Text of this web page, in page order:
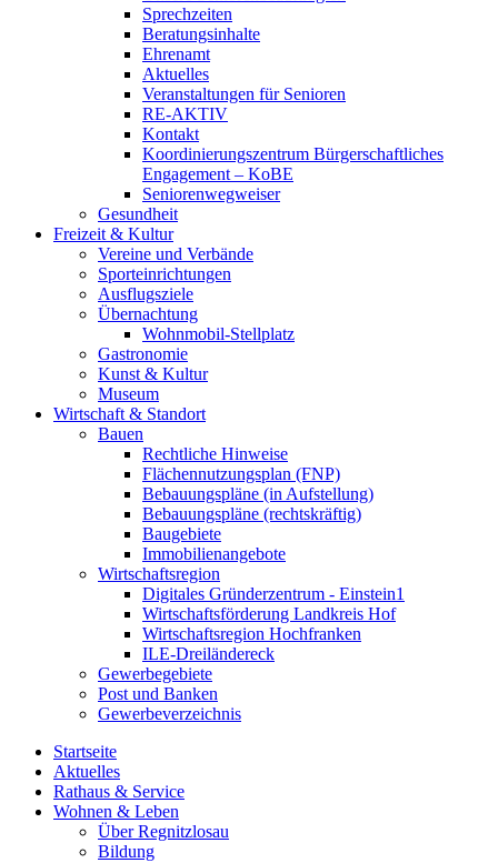
Sprechzeiten
Beratungsinhalte
Ehrenamt
Aktuelles
Veranstaltungen für Senioren
RE-AKTIV
Kontakt
Koordinierungszentrum Bürgerschaftliches
Engagement – KoBE
Seniorenwegweiser
Gesundheit
Freizeit & Kultur
Vereine und Verbände
Sporteinrichtungen
Ausflugsziele
Übernachtung
Wohnmobil-Stellplatz
Gastronomie
Kunst & Kultur
Museum
Wirtschaft & Standort
Bauen
Rechtliche Hinweise
Flächennutzungsplan (FNP)
Bebauungspläne (in Aufstellung)
Bebauungspläne (rechtskräftig)
Baugebiete
Immobilienangebote
Wirtschaftsregion
Digitales Gründerzentrum - Einstein1
Wirtschaftsförderung Landkreis Hof
Wirtschaftsregion Hochfranken
ILE-Dreiländereck
Gewerbegebiete
Post und Banken
Gewerbeverzeichnis
Startseite
Aktuelles
Rathaus & Service
Wohnen & Leben
Über Regnitzlosau
Bildung